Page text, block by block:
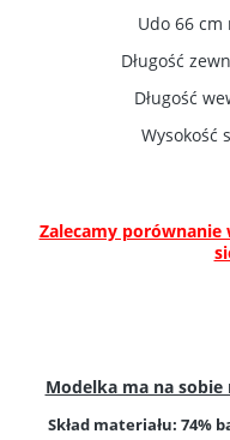
Udo 66 cm
Długość
Długość
Wysokość
Zalecamy
Modelka ma na
Skład materiału: 74%